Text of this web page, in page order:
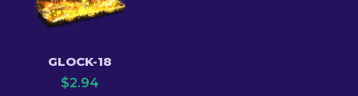
GLOCK-18
$2.94